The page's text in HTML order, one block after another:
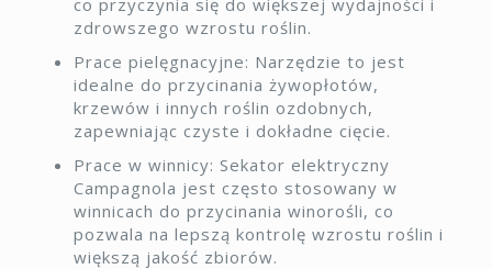
co przyczynia się do większej wydajności i
zdrowszego wzrostu roślin.
Prace pielęgnacyjne: Narzędzie to jest
idealne do przycinania żywopłotów,
krzewów i innych roślin ozdobnych,
zapewniając czyste i dokładne cięcie.
Prace w winnicy: Sekator elektryczny
Campagnola jest często stosowany w
winnicach do przycinania winorośli, co
pozwala na lepszą kontrolę wzrostu roślin i
większą jakość zbiorów.